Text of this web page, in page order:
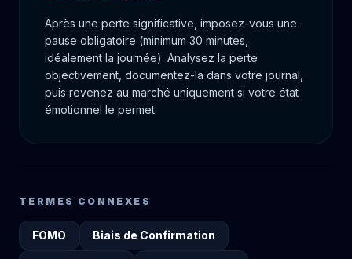
Après une perte significative, imposez-vous une
pause obligatoire (minimum 30 minutes,
idéalement la journée). Analysez la perte
objectivement, documentez-la dans votre journal,
puis revenez au marché uniquement si votre état
émotionnel le permet.
TERMES CONNEXES
FOMO Biais de Confirmation